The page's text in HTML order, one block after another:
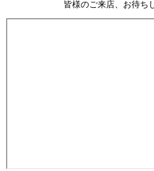
皆様のご来店、お待ち